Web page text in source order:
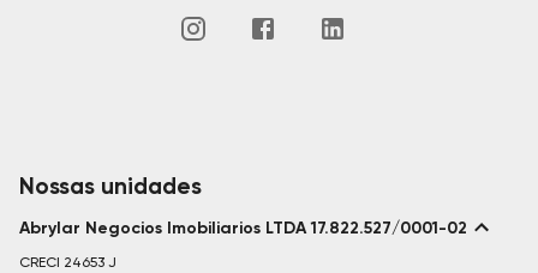
Nossas unidades
Abrylar Negocios Imobiliarios LTDA 17.822.527/0001-02
CRECI 24653 J